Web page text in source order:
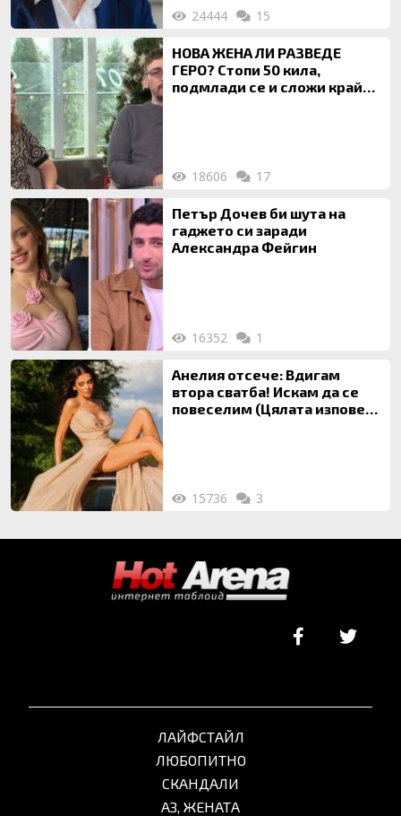
24444 15
НОВА ЖЕНА ЛИ РАЗВЕДЕ
ГЕРО? Стопи 50 кила,
подмлади се и сложи край
18606 17
Петър Дочев би шута на
гаджето си заради
Александра Фейгин
16352 1
Анелия отсече: Вдигам
втора сватба! Искам да се
повеселим (Цялата изповед
15736 3
ЛАЙФСТАЙЛ
ЛЮБОПИТНО
СКАНДАЛИ
АЗ, ЖЕНАТА